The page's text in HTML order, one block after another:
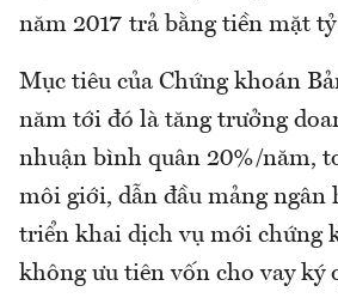
năm 2017 trả bằng tiền mặt tỷ
Mục tiêu của Chứng khoán
năm tới đó là tăng trưởng
nhuận bình quân 20%/năm,
môi giới, dẫn đầu mảng ngân
triển khai dịch vụ mới chứng
không ưu tiên vốn cho vay ký